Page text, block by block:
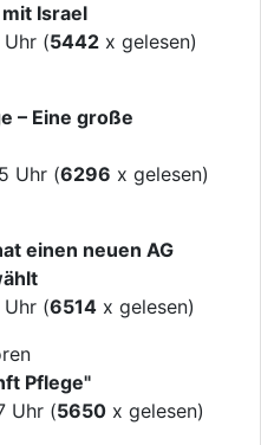
Israel
Uhr (5442 x gelesen)
– Eine große
Uhr (6296 x gelesen)
einen neuen AG
Uhr (6514 x gelesen)
Pflege"
Uhr (5650 x gelesen)